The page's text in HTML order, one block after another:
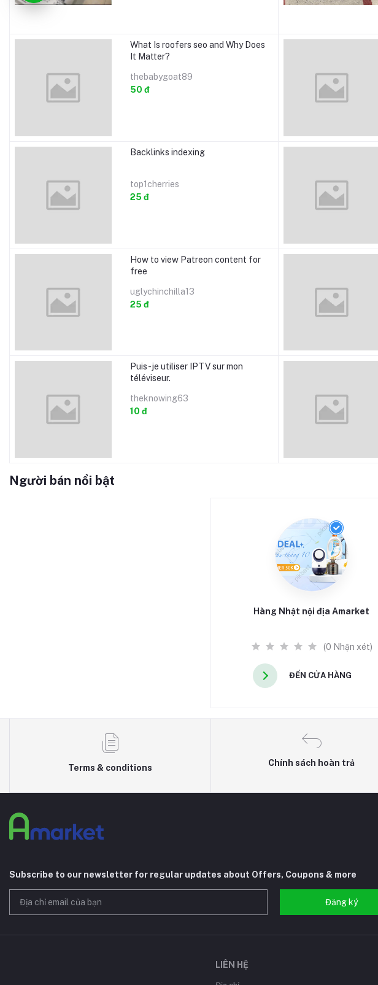
What Is roofers seo and Why Does
It Matter?
thebabygoat89
50 đ
Backlinks indexing
top1cherries
25 đ
How to view Patreon content for
free
uglychinchilla13
25 đ
Puis-je utiliser IPTV sur mon
téléviseur.
theknowing63
10 đ
Người bán nổi bật
Hàng Nhật nội địa Amarket
(0 Nhận xét)
ĐẾN CỬA HÀNG
Terms & conditions
Chính sách hoàn trả
Subscribe to our newsletter for regular updates about Offers, Coupons & more
Đăng ký
LIÊN HỆ